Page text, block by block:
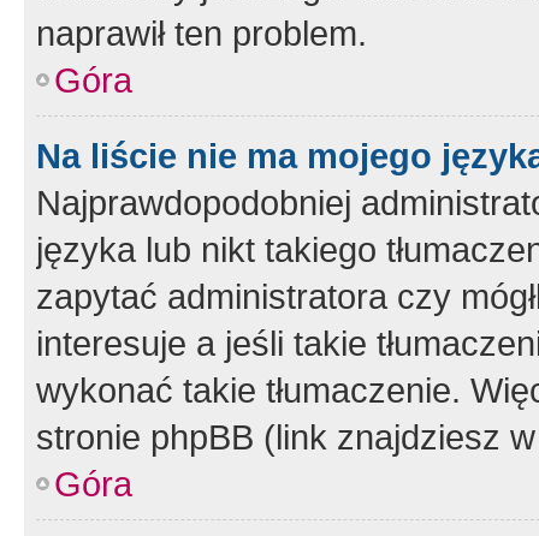
naprawił ten problem.
Góra
Na liście nie ma mojego
Najprawdopodobniej
języka lub nikt takiego
zapytać administratora czy
interesuje a jeśli takie
wykonać takie tłumaczenie.
stronie phpBB (link znajdziesz
Góra